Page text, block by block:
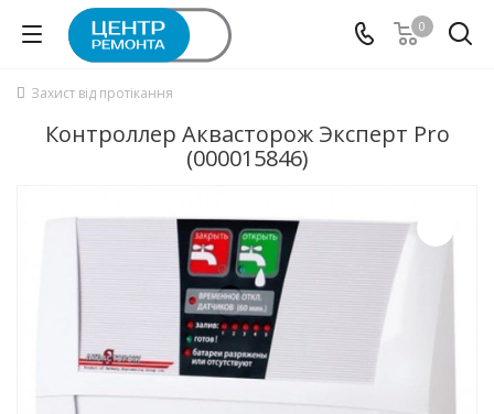
0
Захист від протікання
Контроллер Аквасторож Эксперт Pro
(000015846)